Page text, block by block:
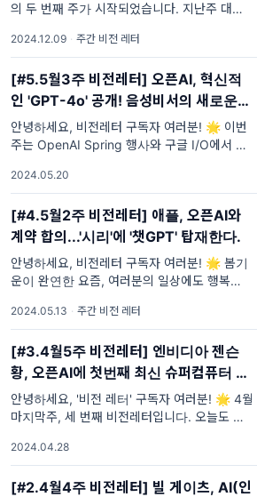
의 두 번째 주가 시작되었습니다. 지난주 대한
주를 보냈습니다. 윤석열 대통령의 비상 계
2024.12.09 · 주간 비전 레터
[#5.5월3주 비전레터] 오픈AI, 혁신적
인 'GPT-4o' 공개! 음성비서의 새로운
미래를 열다.
안녕하세요, 비전레터 구독자 여러분! 🌟 이번
주는 OpenAI Spring 행사와 구글 I/O에서 쏟
과 진화 속도가 그 어느 때보다
2024.05.20
[#4.5월2주 비전레터] 애플, 오픈AI와
계약 합의...'시리'에 '챗GPT' 탑재한다.
안녕하세요, 비전레터 구독자 여러분! 🌟 봄기
운이 완연한 요즘, 여러분의 일상에도 행복이
다. 이번주도 여러분과 함께 최신 기술 동향과
흥
2024.05.13 · 주간 비전 레터
[#3.4월5주 비전레터] 엔비디아 젠슨
황, 오픈AI에 첫번째 최신 슈퍼컴퓨터 직
접 전달
안녕하세요, '비전 레터' 구독자 여러분! 🌟 4월
마지막주, 세 번째 비전레터입니다. 오늘도 구
해 열심히 준비했습니다. 빠르게 변화하는
2024.04.28
[#2.4월4주 비전레터] 빌 게이츠, AI(인